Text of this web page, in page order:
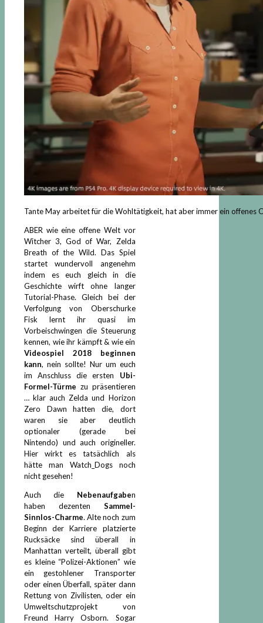
Tante May arbeitet für die Wohltätigkeit, hat aber immer ein offenes
ABER wie eine offene Welt vor
Witcher 3, God of War, Zelda
Breath of the Wild. Das Spiel
startet wundervoll angenehm
indem es euch gleich in die
Geschichte wirft ohne langer
Tutorial-Phase. Gleich bei der
Verfolgung von Oberschurke
Fisk lernt ihr quasi im
Vorbeischwingen die Steuerung
kennen, wie ihr kämpft & wie ein
Videospiel 2018 beginnen
kann, nein sollte! Nur um euch
im Anschluss die ersten Ubi-
Formel-Türme zu präsentieren
… klar auch Zelda und Horizon
Zero Dawn hatten die, dort
waren sie aber deutlich
optionaler (gerade bei
Nintendo) und auch origineller.
Hier wirkt es tatsächlich als
hätte man Watch_Dogs noch
nicht gesehen!
Auch die Nebenaufgaben
haben dezenten Sammel-
Sinnlos-Charme. Alte noch zum
Beginn der Karriere platzierte
Rucksäcke sind überall in
Manhattan verteilt, überall gibt
es kleine “Polizei-Aktionen” wie
ein gestohlener Transporter
oder einen Überfall, später dann
Rettung von Zivilisten, oder ein
Umweltschutzprojekt von
Freund Harry Osborn. Sogar